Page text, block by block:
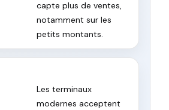
capte plus de ventes,
notamment sur les
petits montants.
Les terminaux
modernes acceptent